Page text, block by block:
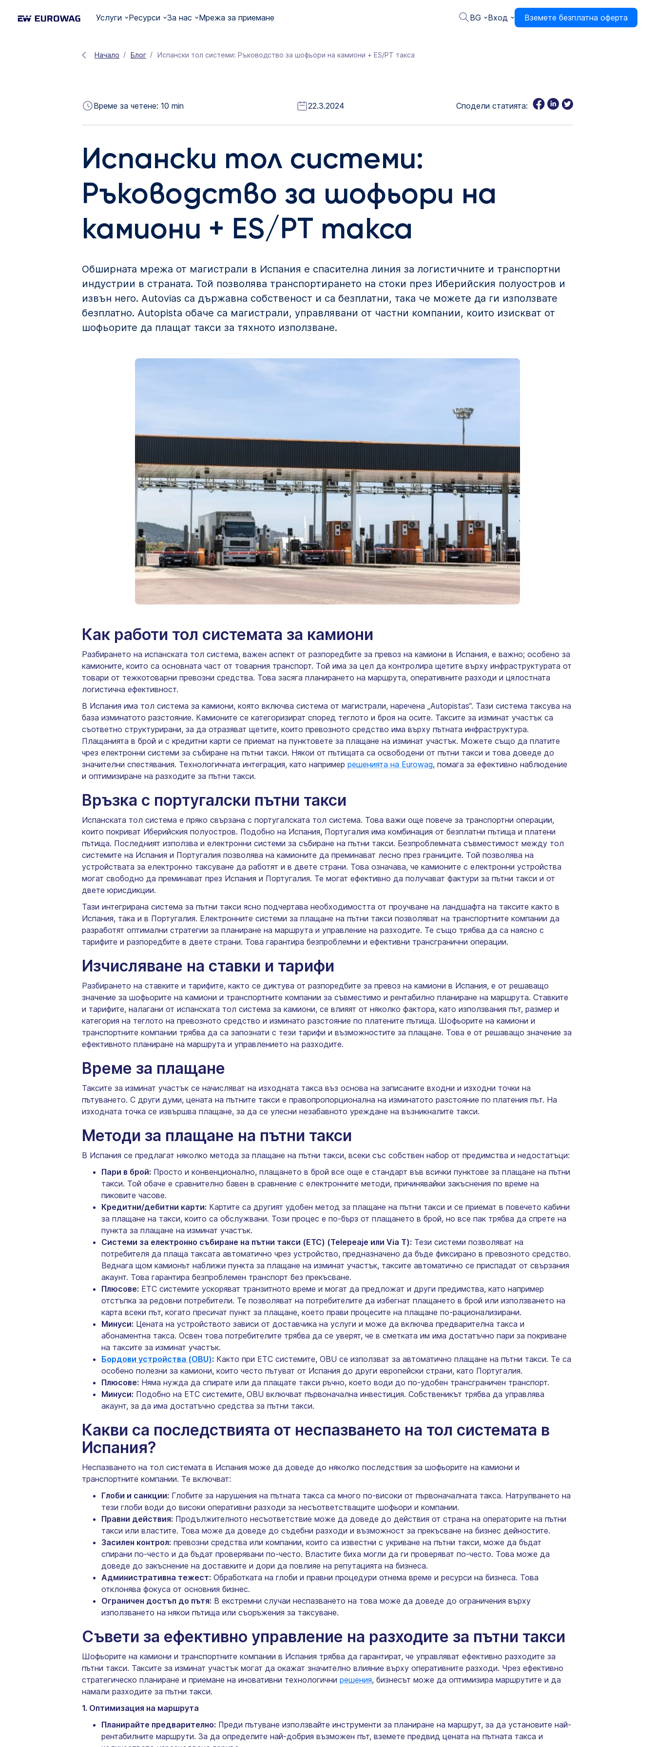
Услуги Ресурси За нас Мрежа за приемане BG Вход Вземете безплатна оферта
Начало Блог Испански тол системи: Ръководство за шофьори на камиони + ES/PT такса
Време за четене: 10 min 22.3.2024 Сподели статията:
Испански тол системи:
Ръководство за шофьори на
камиони + ES/PT такса
Обширната мрежа от магистрали в Испания е спасителна линия за логистичните и транспортни
индустрии в страната. Той позволява транспортирането на стоки през Иберийския полуостров и
извън него. Autovias са държавна собственост и са безплатни, така че можете да ги използвате
безплатно. Autopista обаче са магистрали, управлявани от частни компании, които изискват от
шофьорите да плащат такси за тяхното използване.
Как работи тол системата за камиони
Разбирането на испанската тол система, важен аспект от разпоредбите за превоз на камиони в Испания, е важно; особено за
камионите, които са основната част от товарния транспорт. Той има за цел да контролира щетите върху инфраструктурата от
товари от тежкотоварни превозни средства. Това засяга планирането на маршрута, оперативните разходи и цялостната
логистична ефективност.
В Испания има тол система за камиони, която включва система от магистрали, наречена „Autopistas“. Тази система таксува на
база изминатото разстояние. Камионите се категоризират според теглото и броя на осите. Таксите за изминат участък са
съответно структурирани, за да отразяват щетите, които превозното средство има върху пътната инфраструктура.
Плащанията в брой и с кредитни карти се приемат на пунктовете за плащане на изминат участък. Можете също да платите
чрез електронни системи за събиране на пътни такси. Някои от пътищата са освободени от пътни такси и това доведе до
значителни спестявания. Технологичната интеграция, като например решенията на Eurowag, помага за ефективно наблюдение
и оптимизиране на разходите за пътни такси.
Връзка с португалски пътни такси
Испанската тол система е пряко свързана с португалската тол система. Това важи още повече за транспортни операции,
които покриват Иберийския полуостров. Подобно на Испания, Португалия има комбинация от безплатни пътища и платени
пътища. Последният използва и електронни системи за събиране на пътни такси. Безпроблемната съвместимост между тол
системите на Испания и Португалия позволява на камионите да преминават лесно през границите. Той позволява на
устройствата за електронно таксуване да работят и в двете страни. Това означава, че камионите с електронни устройства
могат свободно да преминават през Испания и Португалия. Те могат ефективно да получават фактури за пътни такси и от
двете юрисдикции.
Тази интегрирана система за пътни такси ясно подчертава необходимостта от проучване на ландшафта на таксите както в
Испания, така и в Португалия. Електронните системи за плащане на пътни такси позволяват на транспортните компании да
разработят оптимални стратегии за планиране на маршрута и управление на разходите. Те също трябва да са наясно с
тарифите и разпоредбите в двете страни. Това гарантира безпроблемни и ефективни трансгранични операции.
Изчисляване на ставки и тарифи
Разбирането на ставките и тарифите, както се диктува от разпоредбите за превоз на камиони в Испания, е от решаващо
значение за шофьорите на камиони и транспортните компании за съвместимо и рентабилно планиране на маршрута. Ставките
и тарифите, налагани от испанската тол система за камиони, се влияят от няколко фактора, като използвания път, размер и
категория на теглото на превозното средство и изминато разстояние по платените пътища. Шофьорите на камиони и
транспортните компании трябва да са запознати с тези тарифи и възможностите за плащане. Това е от решаващо значение за
ефективното планиране на маршрута и управлението на разходите.
Време за плащане
Таксите за изминат участък се начисляват на изходната такса въз основа на записаните входни и изходни точки на
пътуването. С други думи, цената на пътните такси е правопропорционална на изминатото разстояние по платения път. На
изходната точка се извършва плащане, за да се улесни незабавното уреждане на възникналите такси.
Методи за плащане на пътни такси
В Испания се предлагат няколко метода за плащане на пътни такси, всеки със собствен набор от предимства и недостатъци:
Пари в брой: Просто и конвенционално, плащането в брой все още е стандарт във всички пунктове за плащане на пътни
такси. Той обаче е сравнително бавен в сравнение с електронните методи, причинявайки закъснения по време на
пиковите часове.
Кредитни/дебитни карти: Картите са другият удобен метод за плащане на пътни такси и се приемат в повечето кабини
за плащане на такси, които са обслужвани. Този процес е по-бърз от плащането в брой, но все пак трябва да спрете на
пункта за плащане на изминат участък.
Системи за електронно събиране на пътни такси (ETC) (Telepeaje или Via T): Тези системи позволяват на
потребителя да плаща таксата автоматично чрез устройство, предназначено да бъде фиксирано в превозното средство.
Веднага щом камионът наближи пункта за плащане на изминат участък, таксите автоматично се приспадат от свързания
акаунт. Това гарантира безпроблемен транспорт без прекъсване.
Плюсове: ETC системите ускоряват транзитното време и могат да предложат и други предимства, като например
отстъпка за редовни потребители. Те позволяват на потребителите да избегнат плащането в брой или използването на
карта всеки път, когато пресичат пункт за плащане, което прави процесите на плащане по-рационализирани.
Минуси: Цената на устройството зависи от доставчика на услуги и може да включва предварителна такса и
абонаментна такса. Освен това потребителите трябва да се уверят, че в сметката им има достатъчно пари за покриване
на таксите за изминат участък.
Бордови устройства (OBU): Както при ETC системите, OBU се използват за автоматично плащане на пътни такси. Те са
особено полезни за камиони, които често пътуват от Испания до други европейски страни, като Португалия.
Плюсове: Няма нужда да спирате или да плащате такси ръчно, което води до по-удобен трансграничен транспорт.
Минуси: Подобно на ETC системите, OBU включват първоначална инвестиция. Собственикът трябва да управлява
акаунт, за да има достатъчно средства за пътни такси.
Какви са последствията от неспазването на тол системата в
Испания?
Неспазването на тол системата в Испания може да доведе до няколко последствия за шофьорите на камиони и
транспортните компании. Те включват:
Глоби и санкции: Глобите за нарушения на пътната такса са много по-високи от първоначалната такса. Натрупването на
тези глоби води до високи оперативни разходи за несъответстващите шофьори и компании.
Правни действия: Продължителното несъответствие може да доведе до действия от страна на операторите на пътни
такси или властите. Това може да доведе до съдебни разходи и възможност за прекъсване на бизнес дейностите.
Засилен контрол: превозни средства или компании, които са известни с укриване на пътни такси, може да бъдат
спирани по-често и да бъдат проверявани по-често. Властите биха могли да ги проверяват по-често. Това може да
доведе до закъснение на доставките и дори да повлияе на репутацията на бизнеса.
Административна тежест: Обработката на глоби и правни процедури отнема време и ресурси на бизнеса. Това
отклонява фокуса от основния бизнес.
Ограничен достъп до пътя: В екстремни случаи неспазването на това може да доведе до ограничения върху
използването на някои пътища или съоръжения за таксуване.
Съвети за ефективно управление на разходите за пътни такси
Шофьорите на камиони и транспортните компании в Испания трябва да гарантират, че управляват ефективно разходите за
пътни такси. Таксите за изминат участък могат да окажат значително влияние върху оперативните разходи. Чрез ефективно
стратегическо планиране и приемане на иновативни технологични решения, бизнесът може да оптимизира маршрутите и да
намали разходите за пътни такси.
1. Оптимизация на маршрута
Планирайте предварително: Преди пътуване използвайте инструменти за планиране на маршрут, за да установите най-
рентабилните маршрути. За да определите най-добрия възможен път, вземете предвид цената на пътната такса и